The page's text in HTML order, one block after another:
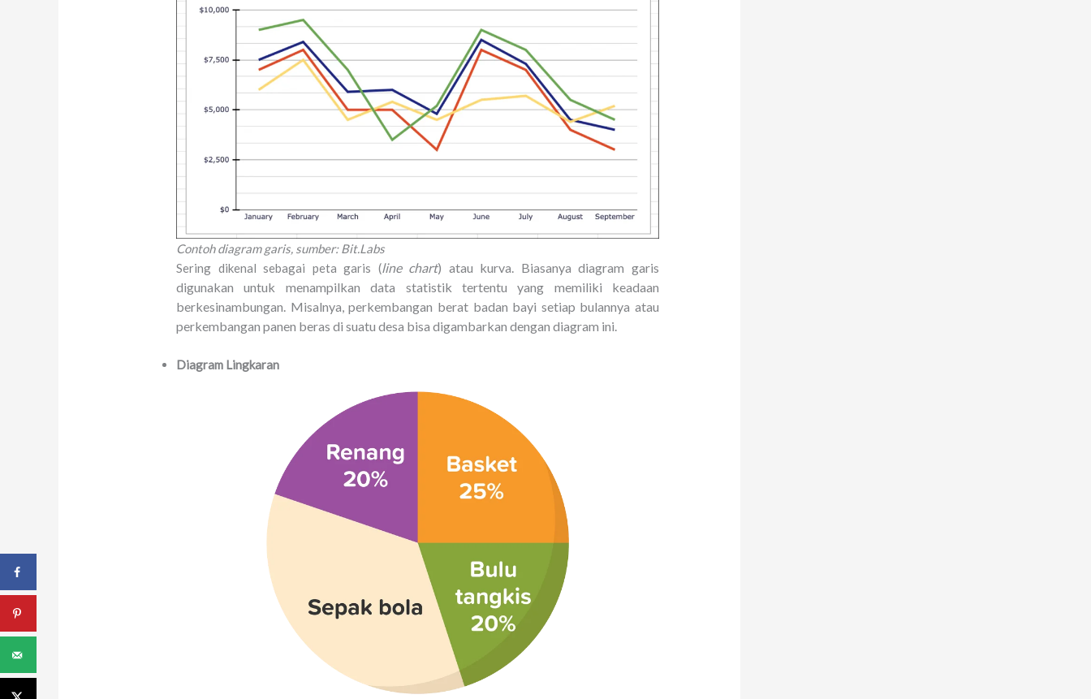
Contoh diagram garis, sumber: Bit.Labs
Sering dikenal sebagai peta garis (line chart) atau kurva. Biasanya diagram garis
digunakan untuk menampilkan data statistik tertentu yang memiliki keadaan
berkesinambungan. Misalnya, perkembangan berat badan bayi setiap bulannya atau
perkembangan panen beras di suatu desa bisa digambarkan dengan diagram ini.
Diagram Lingkaran